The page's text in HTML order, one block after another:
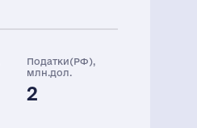
Податки(РФ),
млн.дол.
2